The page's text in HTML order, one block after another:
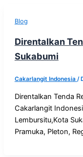
Blog
Direntalkan
Sukabumi
Cakarlangit Indonesia /
Direntalkan Tenda
Cakarlangit
Lembursitu,Kota
Pramuka, Pleton,